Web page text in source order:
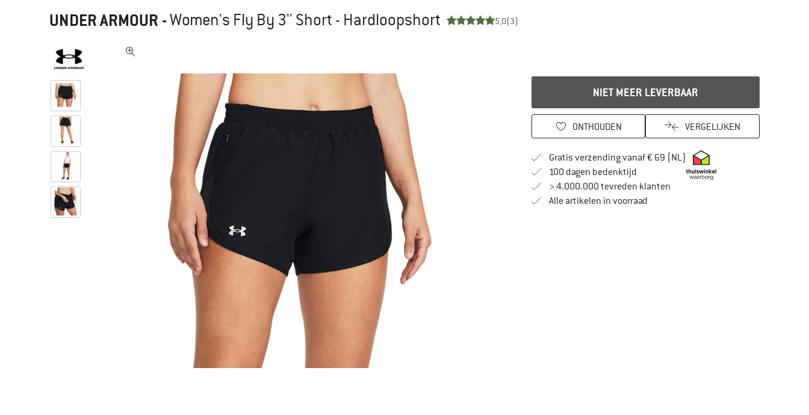
UNDER ARMOUR -Women's Fly By 3'' Short - Hardloopshort 5,0(3)
NIET MEER LEVERBAAR
ONTHOUDEN VERGELIJKEN
Gratis verzending vanaf € 69 (NL) Vind hier de
100 dagen bedenktijdVind de betalingsinformatie hier! Opent in
> 4.000.000 tevreden klanten
Alle artikelen in voorraad